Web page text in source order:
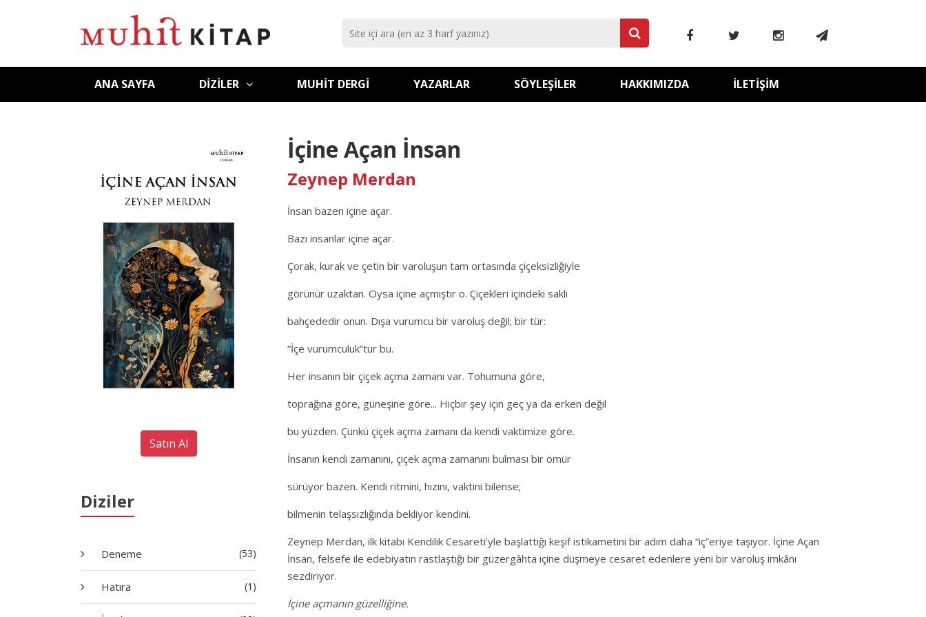
ANA SAYFA DIZILER MUHIT DERGI YAZARLAR SÖYLEŞILER HAKKIMIZDA İLETIŞIM
Satın Al
Diziler
Deneme (53)
Hatıra (1)
İçine Açan İnsan
Zeynep Merdan
İnsan bazen içine açar.
Bazı insanlar içine açar.
Çorak, kurak ve çetin bir varoluşun tam ortasında çiçeksizliğiyle
görünür uzaktan. Oysa içine açmıştır o. Çiçekleri içindeki saklı
bahçededir onun. Dışa vurumcu bir varoluş değil; bir tür:
“İçe vurumculuk”tur bu.
Her insanın bir çiçek açma zamanı var. Tohumuna göre,
toprağına göre, güneşine göre... Hiçbir şey için geç ya da erken değil
bu yüzden. Çünkü çiçek açma zamanı da kendi vaktimize göre.
İnsanın kendi zamanını, çiçek açma zamanını bulması bir ömür
sürüyor bazen. Kendi ritmini, hızını, vaktini bilense;
bilmenin telaşsızlığında bekliyor kendini.
Zeynep Merdan, ilk kitabı Kendilik Cesareti’yle başlattığı keşif istikametini bir adım daha “iç”eriye taşıyor. İçine Açan
İnsan, felsefe ile edebiyatın rastlaştığı bir güzergâhta içine düşmeye cesaret edenlere yeni bir varoluş imkânı
sezdiriyor.
İçine açmanın güzelliğine.